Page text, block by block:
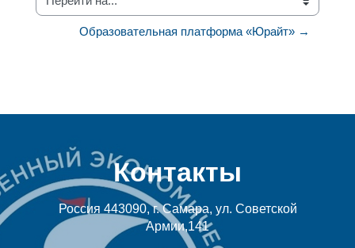
Перейти на...
Образовательная платформа «Юрайт» →
Контакты
Россия 443090, г. Самара, ул. Советской
Армии,141